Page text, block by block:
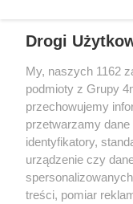
Reklama
Regulamin
Drogi
My, naszych 1162
podmioty z Grupy
przechowujemy
przetwarzamy
identyfikatory,
urządzenie czy
treści, pomiar